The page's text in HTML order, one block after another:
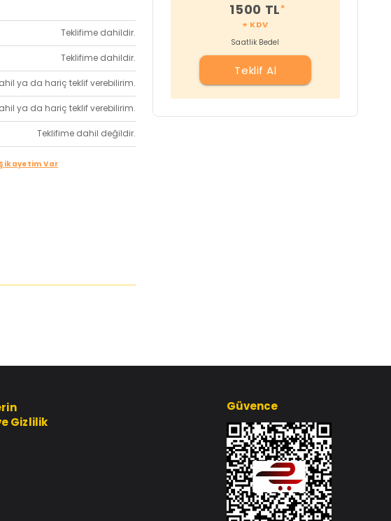
Teklifime dahildir.
Teklifime dahildir.
ya da hariç teklif verebilirim.
ya da hariç teklif verebilirim.
Teklifime dahil değildir.
Var
1500 TL*
+ KDV
Saatlik Bedel
Teklif Al
Gizlilik
Güvence